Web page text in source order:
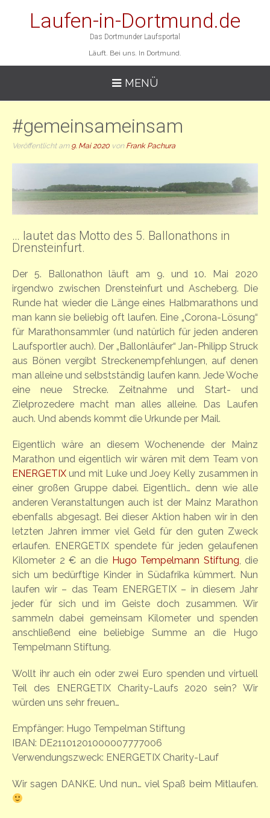
Laufen-in-Dortmund.de
Das Dortmunder Laufsportal
Läuft. Bei uns. In Dortmund.
MENÜ
#gemeinsameinsam
Veröffentlicht am 9. Mai 2020 von Frank Pachura
… lautet das Motto des 5. Ballonathons in
Drensteinfurt.
Der 5. Ballonathon läuft am 9. und 10. Mai 2020
irgendwo zwischen Drensteinfurt und Ascheberg. Die
Runde hat wieder die Länge eines Halbmarathons und
man kann sie beliebig oft laufen. Eine „Corona-Lösung“
für Marathonsammler (und natürlich für jeden anderen
Laufsportler auch). Der „Ballonläufer“ Jan-Philipp Struck
aus Bönen vergibt Streckenempfehlungen, auf denen
man alleine und selbstständig laufen kann. Jede Woche
eine neue Strecke. Zeitnahme und Start- und
Zielprozedere macht man alles alleine. Das Laufen
auch. Und abends kommt die Urkunde per Mail.
Eigentlich wäre an diesem Wochenende der Mainz
Marathon und eigentlich wir wären mit dem Team von
ENERGETIX und mit Luke und Joey Kelly zusammen in
einer großen Gruppe dabei. Eigentlich… denn wie alle
anderen Veranstaltungen auch ist der Mainz Marathon
ebenfalls abgesagt. Bei dieser Aktion haben wir in den
letzten Jahren immer viel Geld für den guten Zweck
erlaufen. ENERGETIX spendete für jeden gelaufenen
Kilometer 2 € an die Hugo Tempelmann Stiftung, die
sich um bedürftige Kinder in Südafrika kümmert. Nun
laufen wir – das Team ENERGETIX – in diesem Jahr
jeder für sich und im Geiste doch zusammen. Wir
sammeln dabei gemeinsam Kilometer und spenden
anschließend eine beliebige Summe an die Hugo
Tempelmann Stiftung.
Wollt ihr auch ein oder zwei Euro spenden und virtuell
Teil des ENERGETIX Charity-Laufs 2020 sein? Wir
würden uns sehr freuen…
Empfänger: Hugo Tempelman Stiftung
IBAN: DE21101201000007777006
Verwendungszweck: ENERGETIX Charity-Lauf
Wir sagen DANKE. Und nun… viel Spaß beim Mitlaufen.